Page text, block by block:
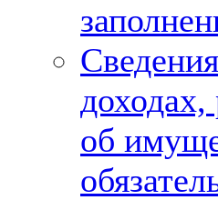
доходах,
об